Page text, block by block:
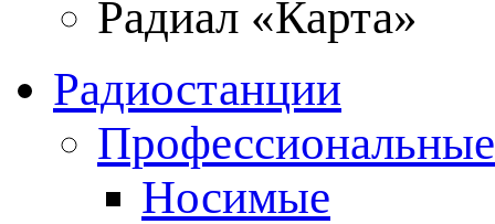
Радиал «Карта»
Радиостанции
Носимые